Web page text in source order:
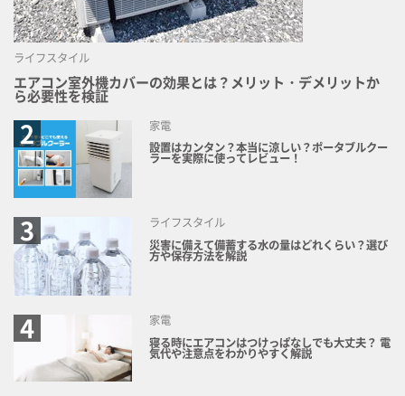
ライフスタイル
エアコン室外機カバーの効果とは？メリット・デメリットか
ら必要性を検証
家電
設置はカンタン？本当に涼しい？ポータブルクー
ラーを実際に使ってレビュー！
ライフスタイル
災害に備えて備蓄する水の量はどれくらい？選び
方や保存方法を解説
家電
寝る時にエアコンはつけっぱなしでも大丈夫？ 電
気代や注意点をわかりやすく解説